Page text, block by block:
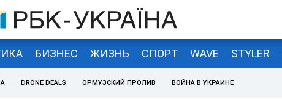
БИЗНЕС ЖИЗНЬ СПОРТ WAVE STYLER
DRONE DEALS ОРМУЗСКИЙ ПРОЛИВ ВОЙНА В УКРАИНЕ